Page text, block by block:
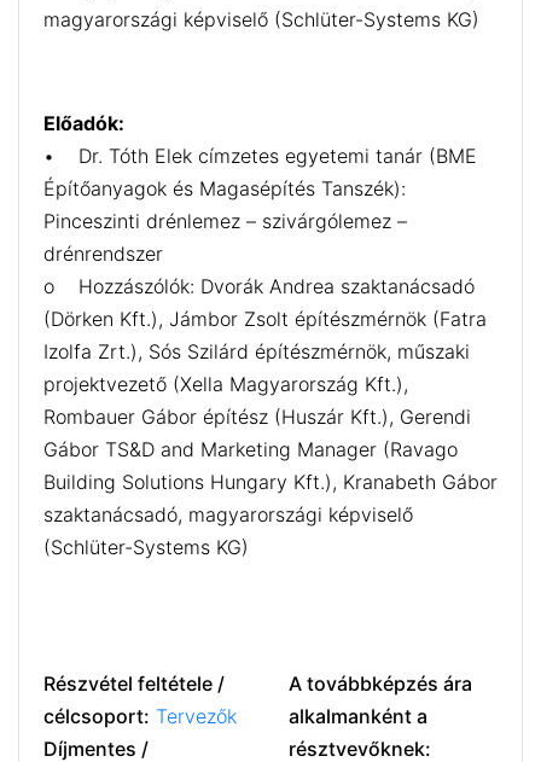
magyarországi képviselő (Schlüter-Systems KG)
Előadók:
• Dr. Tóth Elek címzetes egyetemi tanár (BME
Építőanyagok és Magasépítés Tanszék):
Pinceszinti drénlemez – szivárgólemez –
drénrendszer
o Hozzászólók: Dvorák Andrea szaktanácsadó
(Dörken Kft.), Jámbor Zsolt építészmérnök (Fatra
Izolfa Zrt.), Sós Szilárd építészmérnök, műszaki
projektvezető (Xella Magyarország Kft.),
Rombauer Gábor építész (Huszár Kft.), Gerendi
Gábor TS&D and Marketing Manager (Ravago
Building Solutions Hungary Kft.), Kranabeth Gábor
szaktanácsadó, magyarországi képviselő
(Schlüter-Systems KG)
Részvétel feltétele /
célcsoport: Tervezők
Díjmentes /
A továbbképzés ára
alkalmanként a
résztvevőknek: